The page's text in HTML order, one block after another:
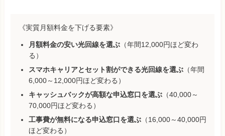
《実質月額料金を下げる要素》
月額料金の安い光回線を選ぶ （年間12,000円ほど変わ
る）
スマホキャリアとセット割ができる光回線を選ぶ （年間
6,000～12,000円ほど変わる）
キャッシュバックが高額な申込窓口を選ぶ （40,000～
70,000円ほど変わる）
工事費が無料になる申込窓口を選ぶ （16,000～40,000円
ほど変わる）